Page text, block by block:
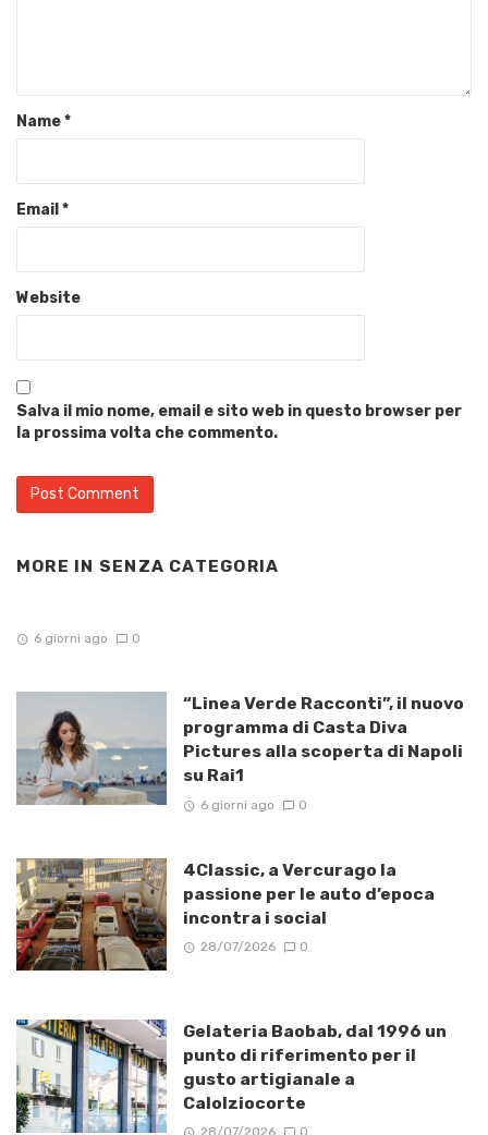
Name*
Email*
Website
Salva il mio nome, email e sito web in questo browser per
la prossima volta che commento.
MORE IN SENZA CATEGORIA
6 giorni ago 0
“Linea Verde Racconti”, il nuovo
programma di Casta Diva
Pictures alla scoperta di Napoli
su Rai1
6 giorni ago 0
4Classic, a Vercurago la
passione per le auto d’epoca
incontra i social
28/07/2026 0
Gelateria Baobab, dal 1996 un
punto di riferimento per il
gusto artigianale a
Calolziocorte